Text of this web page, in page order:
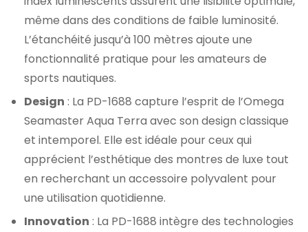
même dans des conditions de faible luminosité.
L’étanchéité jusqu’à 100 mètres ajoute une
fonctionnalité pratique pour les amateurs de
sports nautiques.
Design : La PD-1688 capture l’esprit de l’Omega
Seamaster Aqua Terra avec son design classique
et intemporel. Elle est idéale pour ceux qui
apprécient l’esthétique des montres de luxe tout
en recherchant un accessoire polyvalent pour
une utilisation quotidienne.
Innovation : La PD-1688 intègre des technologies